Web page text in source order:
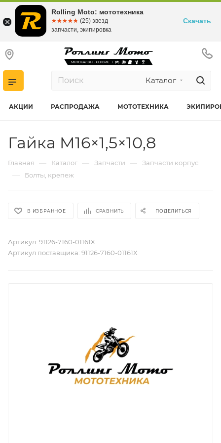
Каталог
АКЦИИ РАСПРОДАЖА МОТОТЕХНИКА
Гайка M16×1,5×10,8
Главная — Каталог — Запчасти — Запчасти корпус
— Болты, крепеж
В ИЗБРАННОЕ СРАВНИТЬ ПОДЕЛИТЬСЯ
Артикул: 91126-7160-01161X
Артикул поставщика: 91126-7160-01161X
Rolling Moto: мототехника
☆☆☆☆☆
★★★★★ (25) звезд
запчасти, экипировка
Скачать